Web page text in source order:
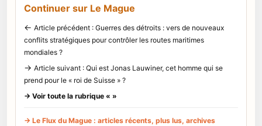
Continuer sur Le Mague
← Article précédent : Guerres des détroits : vers de nouveaux
conflits stratégiques pour contrôler les routes maritimes
mondiales ?
→ Article suivant : Qui est Jonas Lauwiner, cet homme qui se
prend pour le « roi de Suisse » ?
→ Voir toute la rubrique « »
→ Le Flux du Mague : articles récents, plus lus, archives